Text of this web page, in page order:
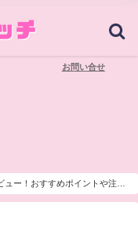
お問い合せ
ュー！おすすめポイントや注意